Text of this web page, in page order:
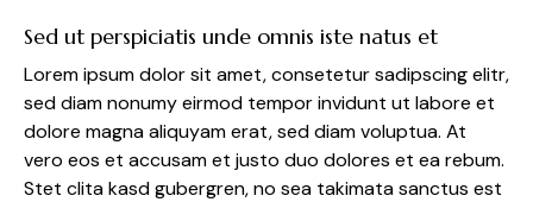
Sed ut perspiciatis unde omnis iste natus et
Lorem ipsum dolor sit amet, consetetur sadipscing elitr,
sed diam nonumy eirmod tempor invidunt ut labore et
dolore magna aliquyam erat, sed diam voluptua. At
vero eos et accusam et justo duo dolores et ea rebum.
Stet clita kasd gubergren, no sea takimata sanctus est